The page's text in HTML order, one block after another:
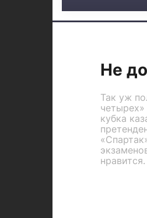
Не
Так уж
кубка
нравится.